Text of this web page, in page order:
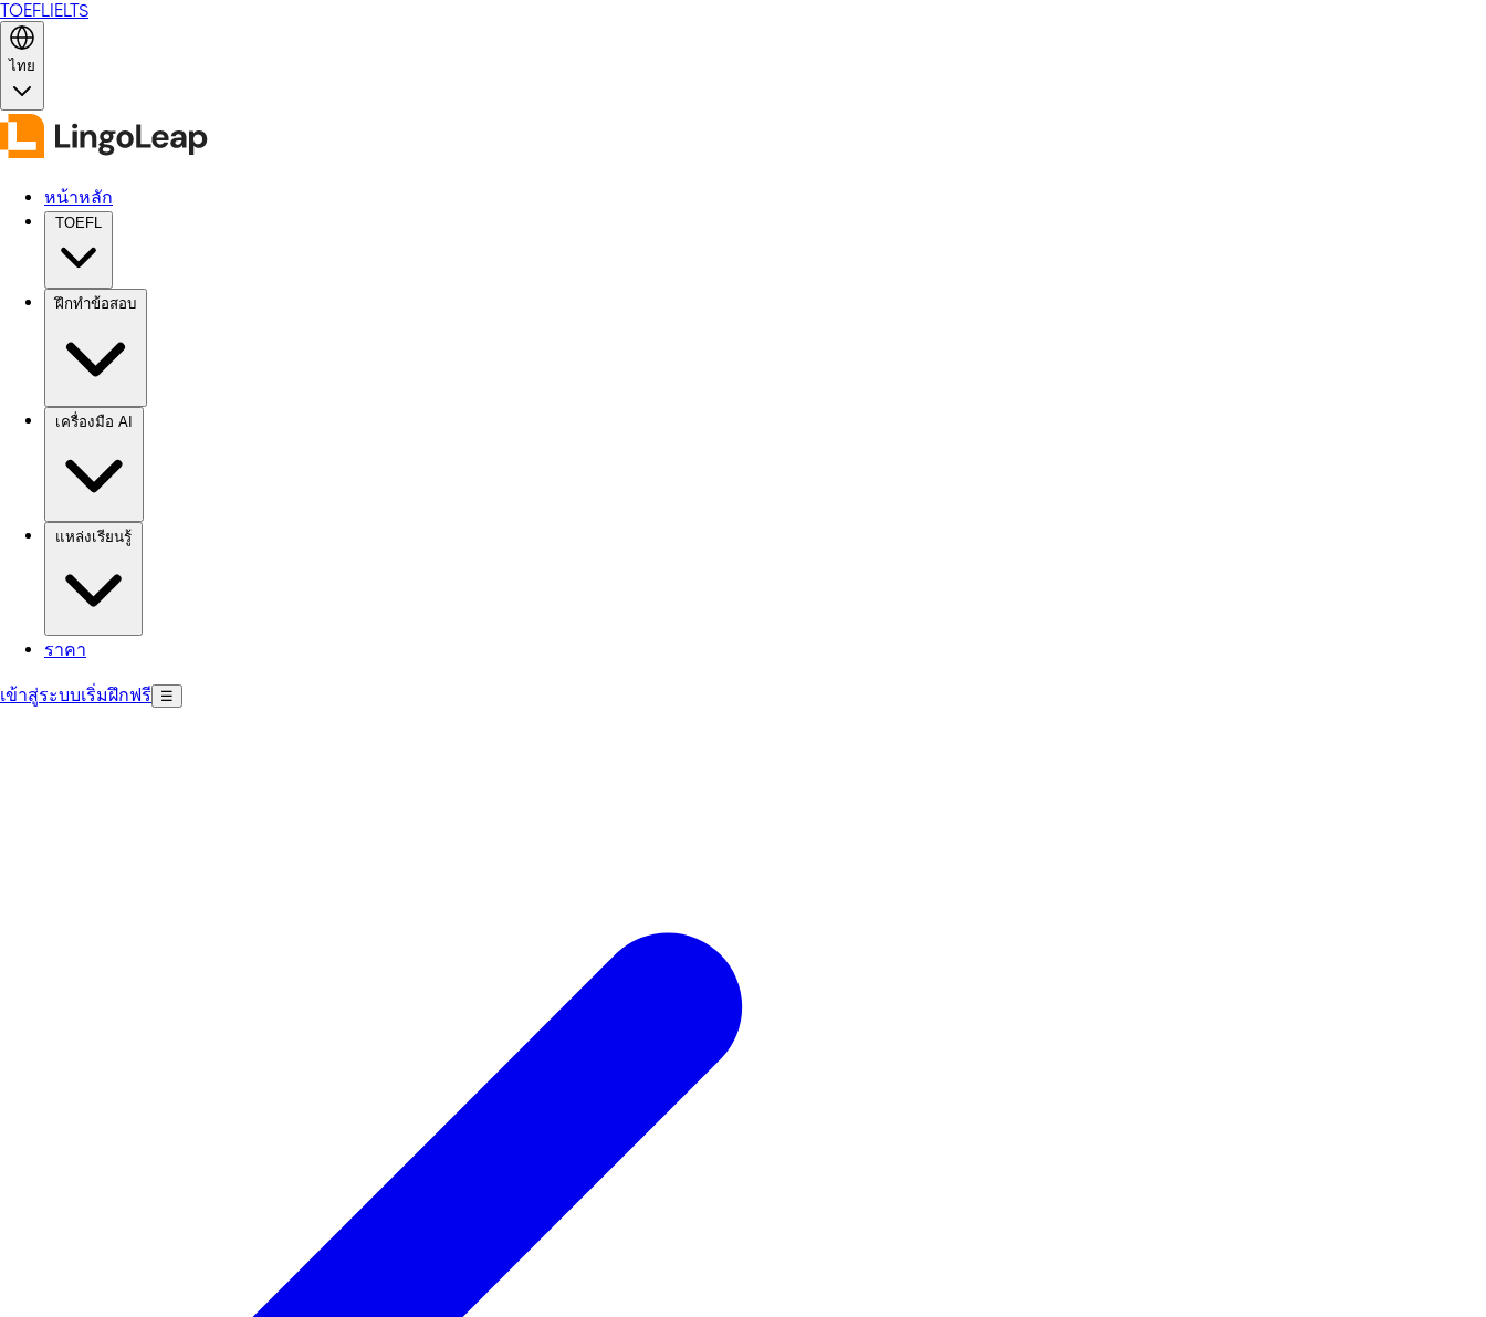
TOEFLIELTS
ไทย
หน้าหลัก
TOEFL
ฝึกทำข้อสอบ
เครื่องมือ AI
แหล่งเรียนรู้
ราคา
เข้าสู่ระบบเริ่มฝึกฟรี ☰